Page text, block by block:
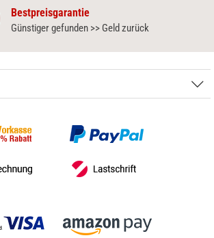
Bestpreisgarantie
Günstiger gefunden >> Geld zurück